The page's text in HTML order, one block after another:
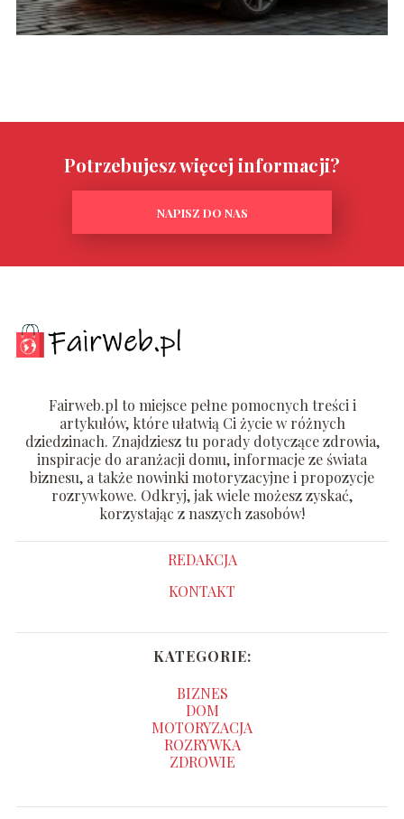
Potrzebujesz więcej informacji?
NAPISZ DO NAS
Fairweb.pl to miejsce pełne pomocnych treści i
artykułów, które ułatwią Ci życie w różnych
dziedzinach. Znajdziesz tu porady dotyczące zdrowia,
inspiracje do aranżacji domu, informacje ze świata
biznesu, a także nowinki motoryzacyjne i propozycje
rozrywkowe. Odkryj, jak wiele możesz zyskać,
korzystając z naszych zasobów!
REDAKCJA
KONTAKT
KATEGORIE:
BIZNES
DOM
MOTORYZACJA
ROZRYWKA
ZDROWIE